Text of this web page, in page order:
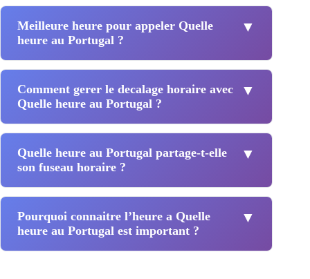
Meilleure heure pour appeler Quelle
heure au Portugal ?
▼
Comment gerer le decalage horaire avec
Quelle heure au Portugal ?
▼
Quelle heure au Portugal partage-t-elle
son fuseau horaire ?
▼
Pourquoi connaitre l’heure a Quelle
heure au Portugal est important ?
▼